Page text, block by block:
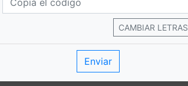
CAMBIAR LETRAS